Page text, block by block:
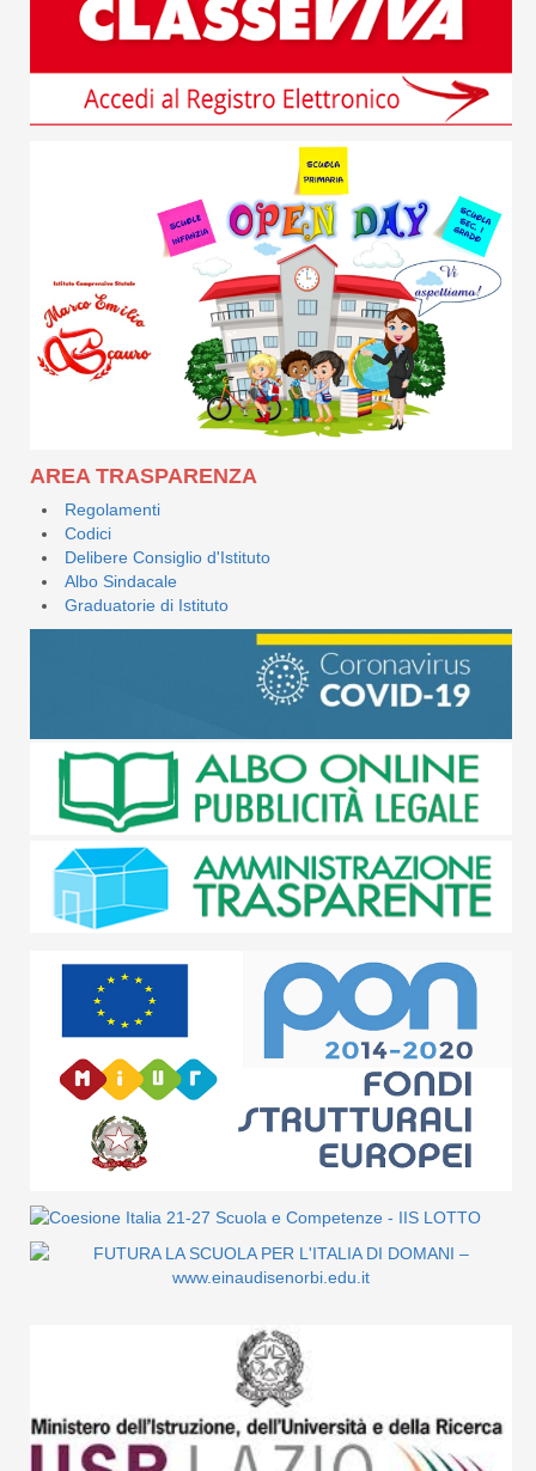
AREA TRASPARENZA
Regolamenti
Codici
Delibere Consiglio d'Istituto
Albo Sindacale
Graduatorie di Istituto